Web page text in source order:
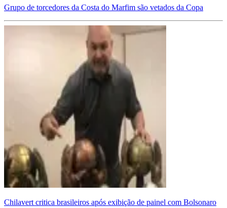
Grupo de torcedores da Costa do Marfim são vetados da Copa
Chilavert critica brasileiros após exibição de painel com Bolsonaro